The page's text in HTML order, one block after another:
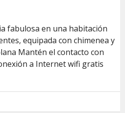
fabulosa en una habitación
equipada con chimenea y
Mantén el contacto con
a Internet wifi gratis